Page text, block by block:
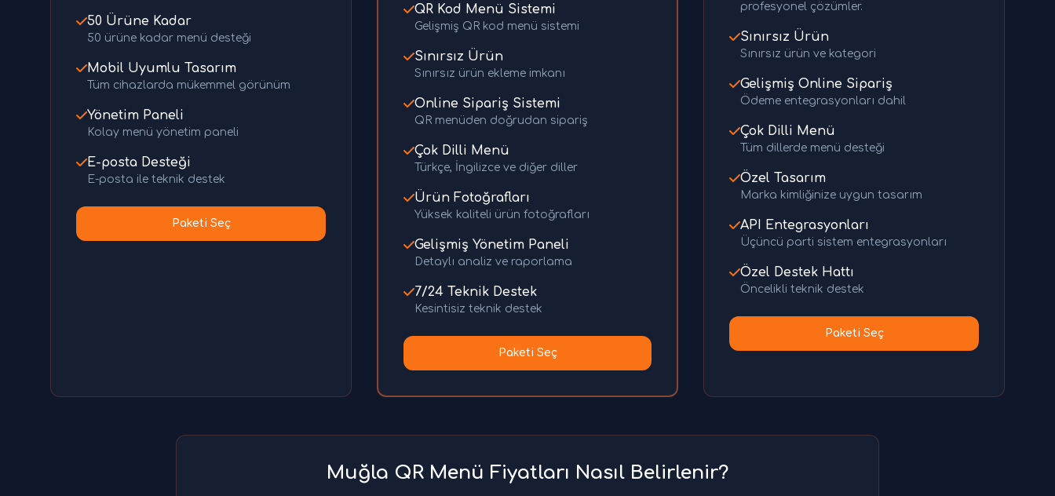
50 Ürüne Kadar
50 ürüne kadar menü desteği
Mobil Uyumlu Tasarım
Tüm cihazlarda mükemmel görünüm
Yönetim Paneli
Kolay menü yönetim paneli
E-posta Desteği
E-posta ile teknik destek
Paketi Seç
QR Kod Menü Sistemi
Gelişmiş QR kod menü sistemi
Sınırsız Ürün
Sınırsız ürün ekleme imkanı
Online Sipariş Sistemi
QR menüden doğrudan sipariş
Çok Dilli Menü
Türkçe, İngilizce ve diğer diller
Ürün Fotoğrafları
Yüksek kaliteli ürün fotoğrafları
Gelişmiş Yönetim Paneli
Detaylı analiz ve raporlama
7/24 Teknik Destek
Kesintisiz teknik destek
Paketi Seç
profesyonel çözümler.
Sınırsız Ürün
Sınırsız ürün ve kategori
Gelişmiş Online Sipariş
Ödeme entegrasyonları dahil
Çok Dilli Menü
Tüm dillerde menü desteği
Özel Tasarım
Marka kimliğinize uygun tasarım
API Entegrasyonları
Üçüncü parti sistem entegrasyonları
Özel Destek Hattı
Öncelikli teknik destek
Paketi Seç
Muğla QR Menü Fiyatları Nasıl Belirlenir?